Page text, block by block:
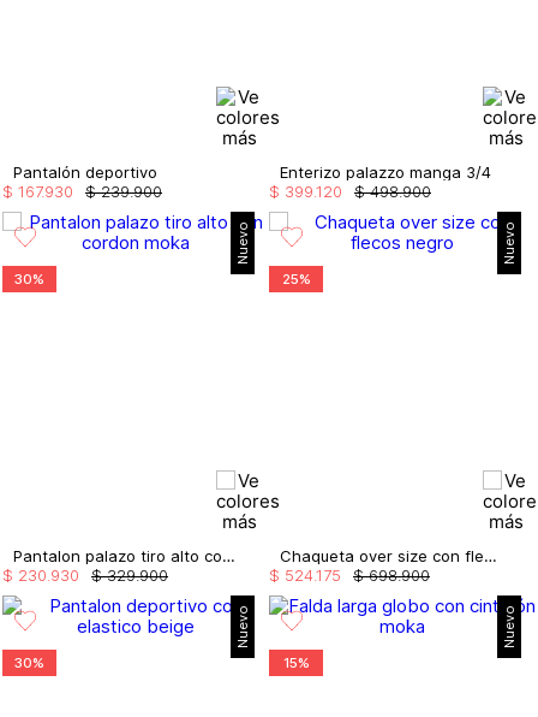
Pantalón deportivo
$ 239.900
$ 167.930
Enterizo palazzo manga 3/4
$ 498.900
$ 399.120
Nuevo
30%
Pantalon palazo tiro alto con cordon
$ 329.900
$ 230 930
Nuevo
25%
Chaqueta over size con flecos
$ 698.900
$ 524175
Nuevo
30%
Nuevo
15%